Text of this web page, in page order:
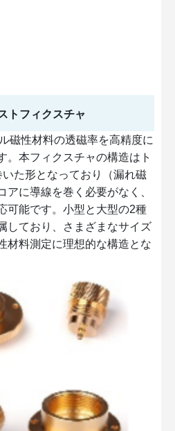
トフィクスチャ
磁性材料の透磁率を高精度に
。本フィクスチャの構造はト
た形となっており（漏れ磁
アに導線を巻く必要がなく、
可能です。小型と大型の2種
しており、さまざまなサイズ
材料測定に理想的な構造とな